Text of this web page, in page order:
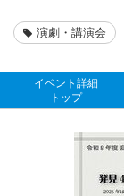
演劇・講演会
イベント詳細
トップ